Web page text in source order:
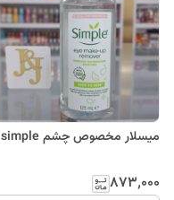
میسلار مخصوص چشم simple
۸۷۳٬۰۰۰